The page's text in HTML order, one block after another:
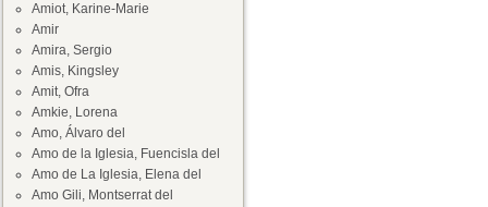
Amiot, Karine-Marie
Amir
Amira, Sergio
Amis, Kingsley
Amit, Ofra
Amkie, Lorena
Amo, Álvaro del
Amo de la Iglesia, Fuencisla del
Amo de La Iglesia, Elena del
Amo Gili, Montserrat del